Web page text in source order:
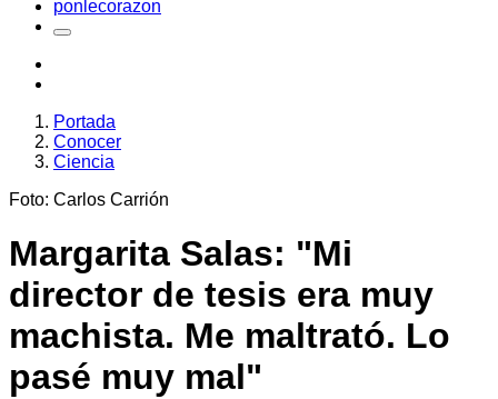
ponlecorazon
Portada
Conocer
Ciencia
Foto: Carlos Carrión
Margarita Salas: "Mi
director de tesis era muy
machista. Me maltrató. Lo
pasé muy mal"